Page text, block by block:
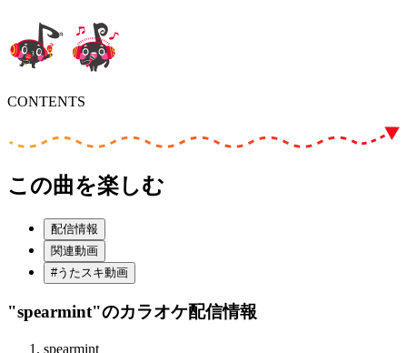
CONTENTS
この曲を楽しむ
配信情報
関連動画
#うたスキ動画
"spearmint"のカラオケ配信情報
spearmint